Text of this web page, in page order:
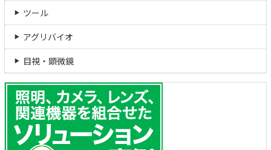
ツール
アグリバイオ
目視・顕微鏡